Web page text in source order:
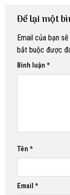
Để lại một
Email của bạn
bắt buộc được
Bình luận *
Tên *
Email *